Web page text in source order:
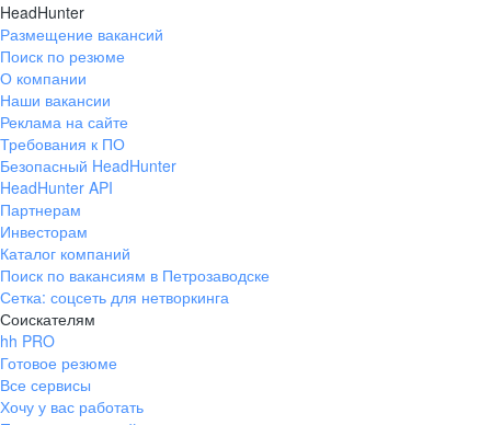
HeadHunter
Размещение вакансий
Поиск по резюме
О компании
Наши вакансии
Реклама на сайте
Требования к ПО
Безопасный HeadHunter
HeadHunter API
Партнерам
Инвесторам
Каталог компаний
Поиск по вакансиям в Петрозаводске
Сетка: соцсеть для нетворкинга
Соискателям
hh PRO
Готовое резюме
Все сервисы
Хочу у вас работать